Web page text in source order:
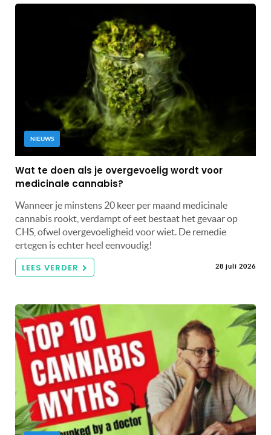
NIEUWS
Wat te doen als je overgevoelig wordt voor
medicinale cannabis?
Wanneer je minstens 20 keer per maand medicinale
cannabis rookt, verdampt of eet bestaat het gevaar op
CHS, ofwel overgevoeligheid voor wiet. De remedie
ertegen is echter heel eenvoudig!
LEES VERDER 28 juli 2026